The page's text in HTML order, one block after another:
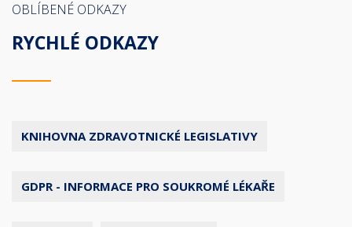
OBLÍBENÉ ODKAZY
RYCHLÉ ODKAZY
KNIHOVNA ZDRAVOTNICKÉ LEGISLATIVY
GDPR - INFORMACE PRO SOUKROMÉ LÉKAŘE